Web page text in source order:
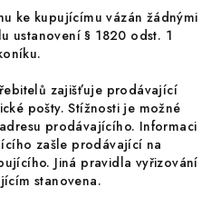
ke kupujícímu vázán žádnými
ustanovení § 1820 odst. 1
zajišťuje prodávající
pošty. Stížnosti je možné
prodávajícího. Informaci
zašle prodávající na
Jiná pravidla vyřizování
stanovena.